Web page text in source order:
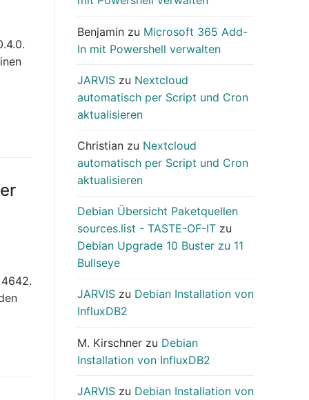
Benjamin zu Microsoft 365 Add-
In mit Powershell verwalten
JARVIS zu Nextcloud
automatisch per Script und Cron
aktualisieren
Christian zu Nextcloud
automatisch per Script und Cron
aktualisieren
Debian Übersicht Paketquellen
sources.list - TASTE-OF-IT zu
Debian Upgrade 10 Buster zu 11
Bullseye
JARVIS zu Debian Installation von
InfluxDB2
M. Kirschner zu Debian
Installation von InfluxDB2
JARVIS zu Debian Installation von